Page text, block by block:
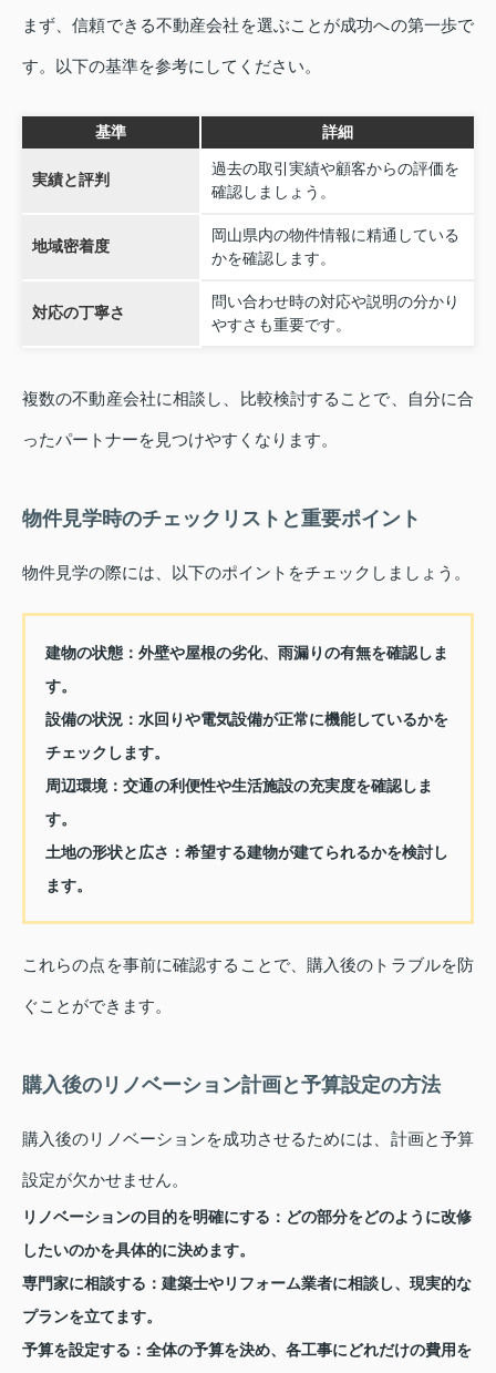
まず、信頼できる不動産会社を選ぶことが成功への第一歩で
す。以下の基準を参考にしてください。
基準 詳細
実績と評判
過去の取引実績や顧客からの評価を
確認しましょう。
地域密着度
岡山県内の物件情報に精通している
かを確認します。
対応の丁寧さ
問い合わせ時の対応や説明の分かり
やすさも重要です。
複数の不動産会社に相談し、比較検討することで、自分に合
ったパートナーを見つけやすくなります。
物件見学時のチェックリストと重要ポイント
物件見学の際には、以下のポイントをチェックしましょう。
建物の状態： 外壁や屋根の劣化、雨漏りの有無を確認しま
す。
設備の状況： 水回りや電気設備が正常に機能しているかを
チェックします。
周辺環境： 交通の利便性や生活施設の充実度を確認しま
す。
土地の形状と広さ： 希望する建物が建てられるかを検討し
ます。
これらの点を事前に確認することで、購入後のトラブルを防
ぐことができます。
購入後のリノベーション計画と予算設定の方法
購入後のリノベーションを成功させるためには、計画と予算
設定が欠かせません。
リノベーションの目的を明確にする： どの部分をどのように改修
したいのかを具体的に決めます。
専門家に相談する： 建築士やリフォーム業者に相談し、現実的な
プランを立てます。
予算を設定する： 全体の予算を決め、各工事にどれだけの費用を